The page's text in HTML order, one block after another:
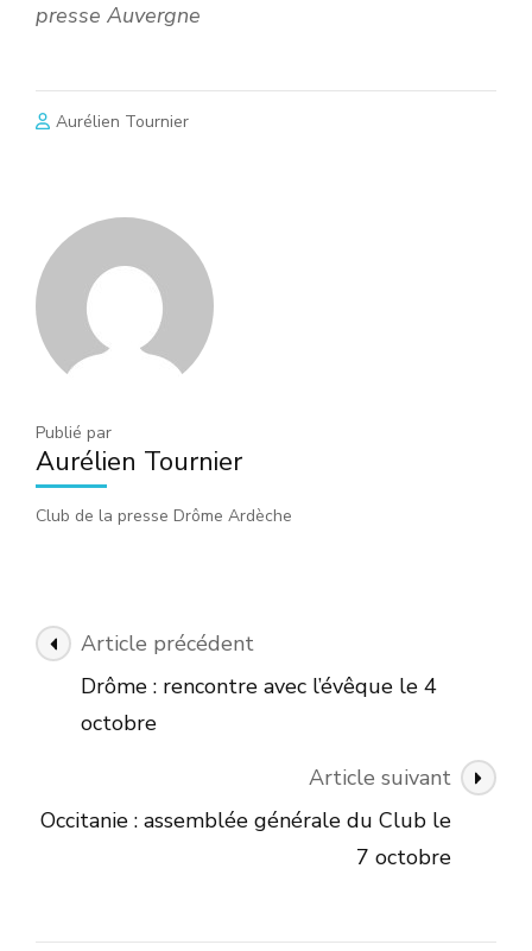
presse Auvergne
Aurélien Tournier
Publié par
Aurélien Tournier
Club de la presse Drôme Ardèche
Navigation
des
articles
Article précédent
Drôme : rencontre avec l’évêque le 4
octobre
Article suivant
Occitanie : assemblée générale du Club le
7 octobre